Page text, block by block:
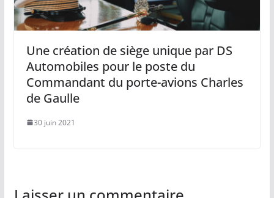
Une création de siège unique par DS
Automobiles pour le poste du
Commandant du porte-avions Charles
de Gaulle
30 juin 2021